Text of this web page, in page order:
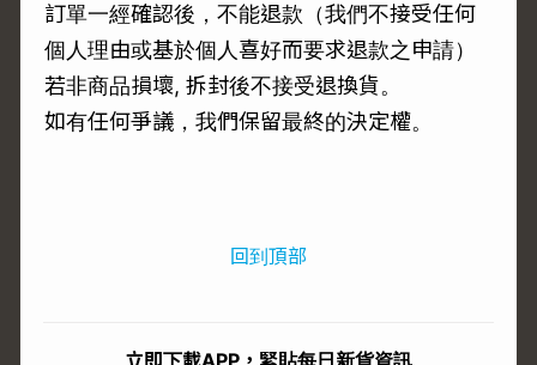
訂單一經確認後，不能退款（我們不接受任何
個人理由或基於個人喜好而要求退款之申請）
若非商品損壞, 拆封後不接受退換貨。
如有任何爭議，我們保留最終的決定權。
回到頂部